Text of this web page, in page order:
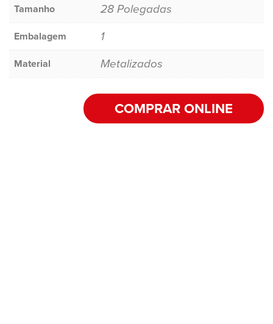
Tamanho 28 Polegadas
Embalagem 1
Material Metalizados
COMPRAR ONLINE